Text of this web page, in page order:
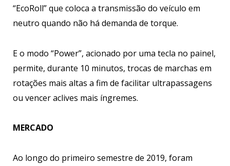
“EcoRoll” que coloca a transmissão do veículo em
neutro quando não há demanda de torque.
E o modo “Power”, acionado por uma tecla no painel,
permite, durante 10 minutos, trocas de marchas em
rotações mais altas a fim de facilitar ultrapassagens
ou vencer aclives mais íngremes.
MERCADO
Ao longo do primeiro semestre de 2019, foram